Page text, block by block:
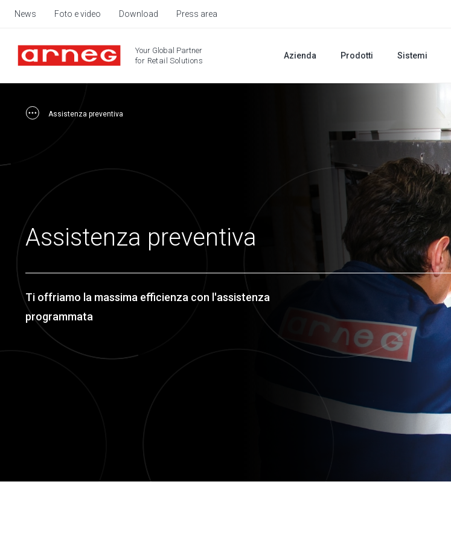
News Foto e video Download Press area
Your Global Partner
for Retail Solutions
Azienda Prodotti Sistemi
Assistenza preventiva
Assistenza preventiva
Ti offriamo la massima efficienza con l'assistenza
programmata